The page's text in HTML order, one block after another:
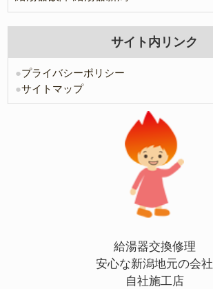
サイト内リンク
●プライバシーポリシー
●サイトマップ
給湯器交換修理
安心な新潟地元の会社
自社施工店